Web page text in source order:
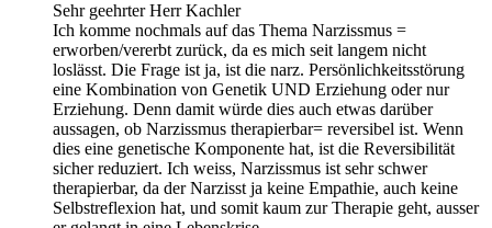
Sehr geehrter Herr Kachler
Ich komme nochmals auf das Thema Narzissmus =
erworben/vererbt zurück, da es mich seit langem nicht
loslässt. Die Frage ist ja, ist die narz. Persönlichkeitsstörung
eine Kombination von Genetik UND Erziehung oder nur
Erziehung. Denn damit würde dies auch etwas darüber
aussagen, ob Narzissmus therapierbar= reversibel ist. Wenn
dies eine genetische Komponente hat, ist die Reversibilität
sicher reduziert. Ich weiss, Narzissmus ist sehr schwer
therapierbar, da der Narzisst ja keine Empathie, auch keine
Selbstreflexion hat, und somit kaum zur Therapie geht, ausser